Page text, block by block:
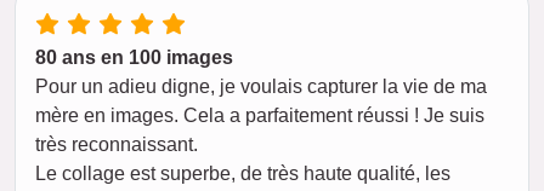
80 ans en 100 images
Pour un adieu digne, je voulais capturer la vie de ma
mère en images. Cela a parfaitement réussi ! Je suis
très reconnaissant.
Le collage est superbe, de très haute qualité, les